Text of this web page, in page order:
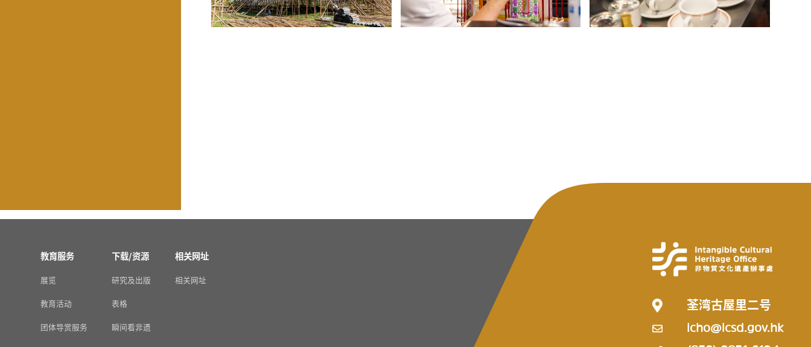
教育服务
展览
教育活动
团体导赏服务
下载/资源
研究及出版
表格
瞬间看非遗
相关网址
相关网址
荃湾古屋里二号
icho@lcsd.gov.hk